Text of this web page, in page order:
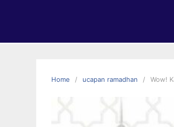
Home ucapan ramadhan Wow!